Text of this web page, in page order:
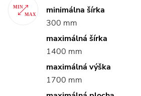
minimálna šírka
300 mm
maximálná šírka
1400 mm
maximálná výška
1700 mm